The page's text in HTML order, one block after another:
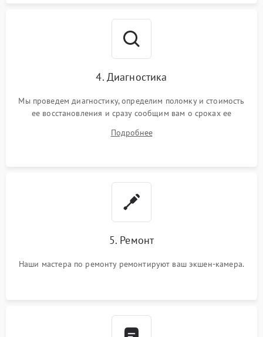
4. Диагностика
Мы проведем диагностику, определим поломку и стоимость
ее восстановления и сразу сообщим вам о сроках ее
Подробнее
5. Ремонт
Наши мастера по ремонту ремонтируют ваш экшен-камера.